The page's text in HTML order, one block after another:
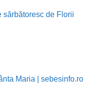
sărbătoresc de Florii
Maria | sebesinfo.ro